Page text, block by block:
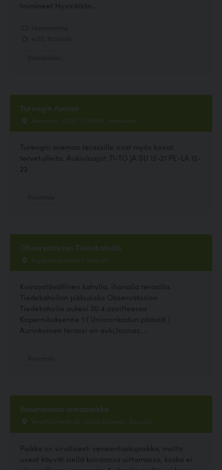
toimineet Hyvinkään...
Turengin Asema
Asematie, 14200 TURENKI, Janakkala
Turengin aseman terassille ovat myös koirat
tervetulleita. Aukioloajat: TI-TO JA SU 12-21 PE-LA 12-
22
Observatorion Tiedekahvila
Kopernikuksentie 1, Helsinki
Koiraystävällinen kahvila, ihanalla terasilla.
Tiedekahvilan pikkusisko Observatorion
Tiedekahvila aukesi 30.4.osoitteessa
Kopernikuksentie 1 ( Unioninkadun päässä )
Aurinkoinen terassi on auki,lounas,...
Venerannan uimapaikka
Veneilijänraitti 30, 45360 Kouvola , Kouvola
Paikka on virallisesti veneenlaskupaikka, mutta
useat käyvät siellä koiraansa uittamassa, koska ei